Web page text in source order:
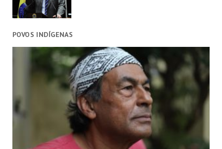
POVOS INDÍGENAS